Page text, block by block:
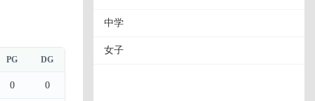
PG DG
0 0
中学
女子